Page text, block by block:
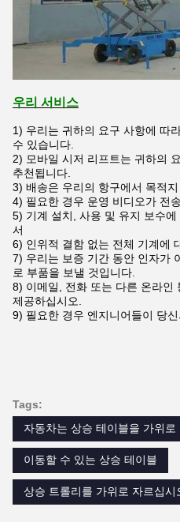
우리 서비스
1) 우리는 귀하의 요구 사항에 따
수 있습니다.
2) 모바일 시저 리프트는 귀하의
추천됩니다.
3) 배송은 우리의 항구에서 목적
4) 필요한 경우 운영 비디오가 전
5) 기계 설치, 사용 및 유지 보수
서
6) 인위적 결함 없는 전체 기계에
7) 우리는 보증 기간 동안 인자가
로 부품을 보낼 것입니다.
8) 이메일, 전화 또는 다른 온라인
제공하십시오.
9) 필요한 경우 엔지니어들이 당
Tags:
자동차는 상승 테이블을 가위로
이동할 수 있는 상승 테이블
상승 트롤리를 가위로 자르십시